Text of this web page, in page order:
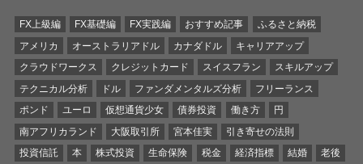
FX上級編 FX基礎編 FX実践編 おすすめ記事
ふるさと納税
アメリカ
オーストラリアドル カナダドル
キャリアアップ
クラウドワークス
クレジットカード スイスフラン
スキルアップ
テクニカル分析
ドル ファンダメンタルズ分析
フリーランス
ポンド
ユーロ 仮想通貨少女 債券投資 働き方
円
南アフリカランド
大阪取引所 宮本佳実
引き寄せの法則
投資信託
本 株式投資 生命保険 税金 経済指標 結婚 老後